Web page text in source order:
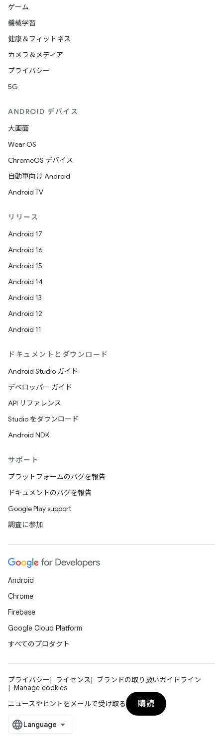
ゲーム
機械学習
健康＆フィットネス
カメラ＆メディア
プライバシー
5G
ANDROID デバイス
大画面
Wear OS
ChromeOS デバイス
自動車向け Android
Android TV
リリース
Android 17
Android 16
Android 15
Android 14
Android 13
Android 12
Android 11
ドキュメントとダウンロード
Android Studio ガイド
デベロッパー ガイド
API リファレンス
Studio をダウンロード
Android NDK
サポート
プラットフォームのバグを報告
ドキュメントのバグを報告
Google Play support
調査に参加
Android
Chrome
Firebase
Google Cloud Platform
すべてのプロダクト
プライバシー ライセンス
ブランドの取り扱いガイドライン
Manage cookies
ニュースやヒントをメールで受け取る
購読